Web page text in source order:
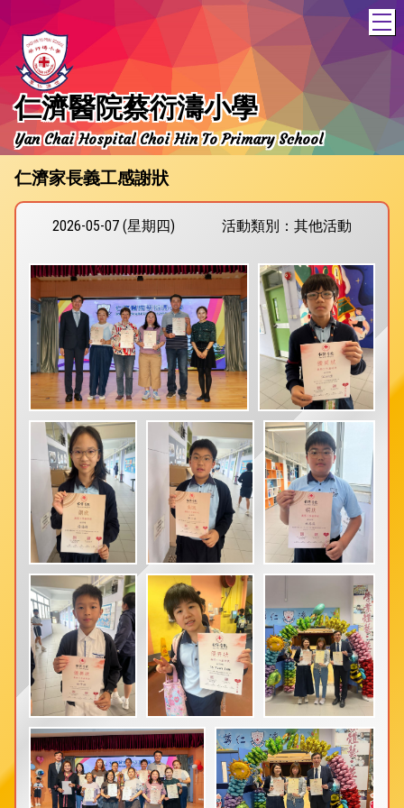
仁濟醫院蔡衍濤小學
Yan Chai Hospital Choi Hin To Primary School
仁濟家長義工感謝狀
2026-05-07 (星期四) 活動類別：其他活動